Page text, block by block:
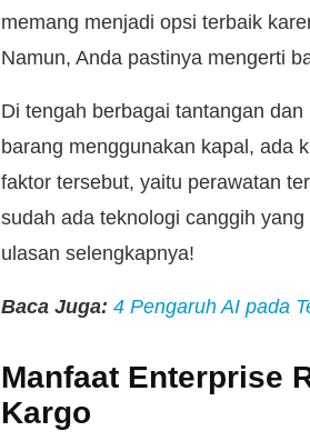
memang menjadi opsi terbaik
Namun, Anda pastinya mengerti
Di tengah berbagai tantangan
barang menggunakan kapal, ada
faktor tersebut, yaitu perawatan
sudah ada teknologi canggih
ulasan selengkapnya!
Baca Juga:4 Pengaruh AI pada
Manfaat Enterprise
Kargo